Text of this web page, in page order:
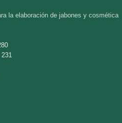
la elaboración de jabones y cosmética